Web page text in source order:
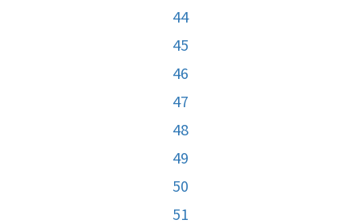
44
45
46
47
48
49
50
51